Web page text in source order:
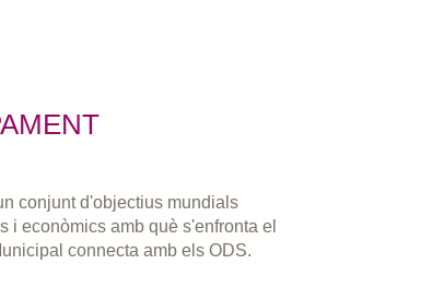
conjunt d'objectius mundials
i econòmics amb què s'enfronta el
connecta amb els ODS.